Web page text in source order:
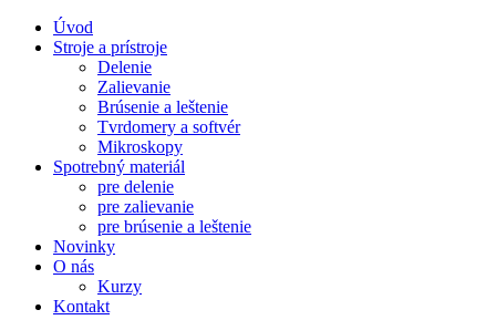
Úvod
Stroje a prístroje
Delenie
Zalievanie
Brúsenie a leštenie
Tvrdomery a softvér
Mikroskopy
Spotrebný materiál
pre delenie
pre zalievanie
pre brúsenie a leštenie
Novinky
O nás
Kurzy
Kontakt